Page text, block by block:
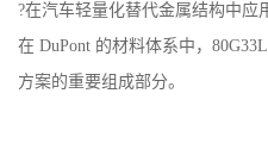
?在汽车轻量化替代金属结构中应
在 DuPont 的材料体系中，
方案的重要组成部分。